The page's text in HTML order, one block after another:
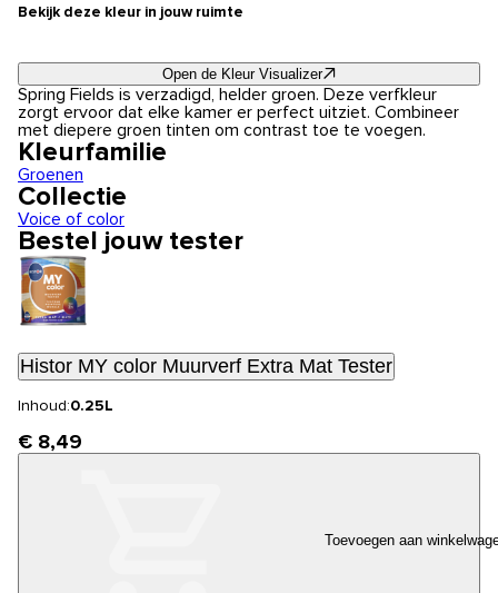
Bekijk deze kleur in jouw ruimte
Open de Kleur Visualizer
Spring Fields is verzadigd, helder groen. Deze verfkleur
zorgt ervoor dat elke kamer er perfect uitziet. Combineer
met diepere groen tinten om contrast toe te voegen.
Kleurfamilie
Groenen
Collectie
Voice of color
Bestel jouw tester
Histor MY color Muurverf Extra Mat Tester
Inhoud:0.25L
€ 8,49
Toevoegen aan